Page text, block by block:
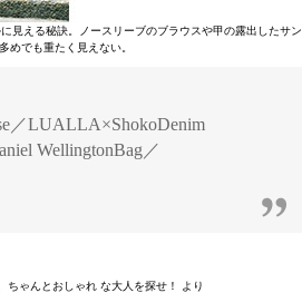
見える秘訣。ノースリーブのブラウスや甲の露出したサン
めでも重たく見えない。
／LUALLA×ShokoDenim
WellingtonBag／
ちゃんとおしゃれ な大人を探せ！ より